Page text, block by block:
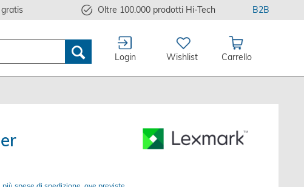
Oltre 100.000 prodotti Hi-Tech B2B
Login Wishlist Carrello